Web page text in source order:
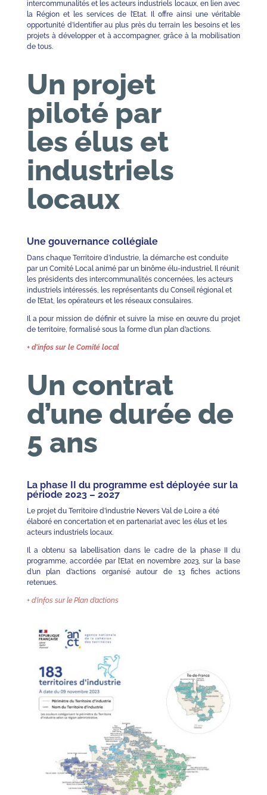
intercommunalités et les acteurs industriels locaux, en lien avec
la Région et les services de l’Etat. Il offre ainsi une véritable
opportunité d’identifier au plus près du terrain les besoins et les
projets à développer et à accompagner, grâce à la mobilisation
de tous.
Un projet
piloté par
les élus et
industriels
locaux
Une gouvernance collégiale
Dans chaque Territoire d’industrie, la démarche est conduite
par un Comité Local animé par un binôme élu-industriel. Il réunit
les présidents des intercommunalités concernées, les acteurs
industriels intéressés, les représentants du Conseil régional et
de l’Etat, les opérateurs et les réseaux consulaires.
Il a pour mission de définir et suivre la mise en œuvre du projet
de territoire, formalisé sous la forme d’un plan d’actions.
+ d’infos sur le Comité local
Un contrat
d’une durée de
5 ans
La phase II du programme est déployée sur la
période 2023 – 2027
Le projet du Territoire d’industrie Nevers Val de Loire a été
élaboré en concertation et en partenariat avec les élus et les
acteurs industriels locaux.
Il a obtenu sa labellisation dans le cadre de la phase II du
programme, accordée par l’Etat en novembre 2023, sur la base
d’un plan d’actions organisé autour de 13 fiches actions
retenues.
+ d’infos sur le Plan d’actions